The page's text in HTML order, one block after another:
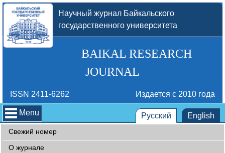
Научный журнал Байкальского
государственного университета
BAIKAL RESEARCH
JOURNAL
ISSN 2411-6262 Издается с 2010 года
Menu Русский English
Свежий номер
О журнале